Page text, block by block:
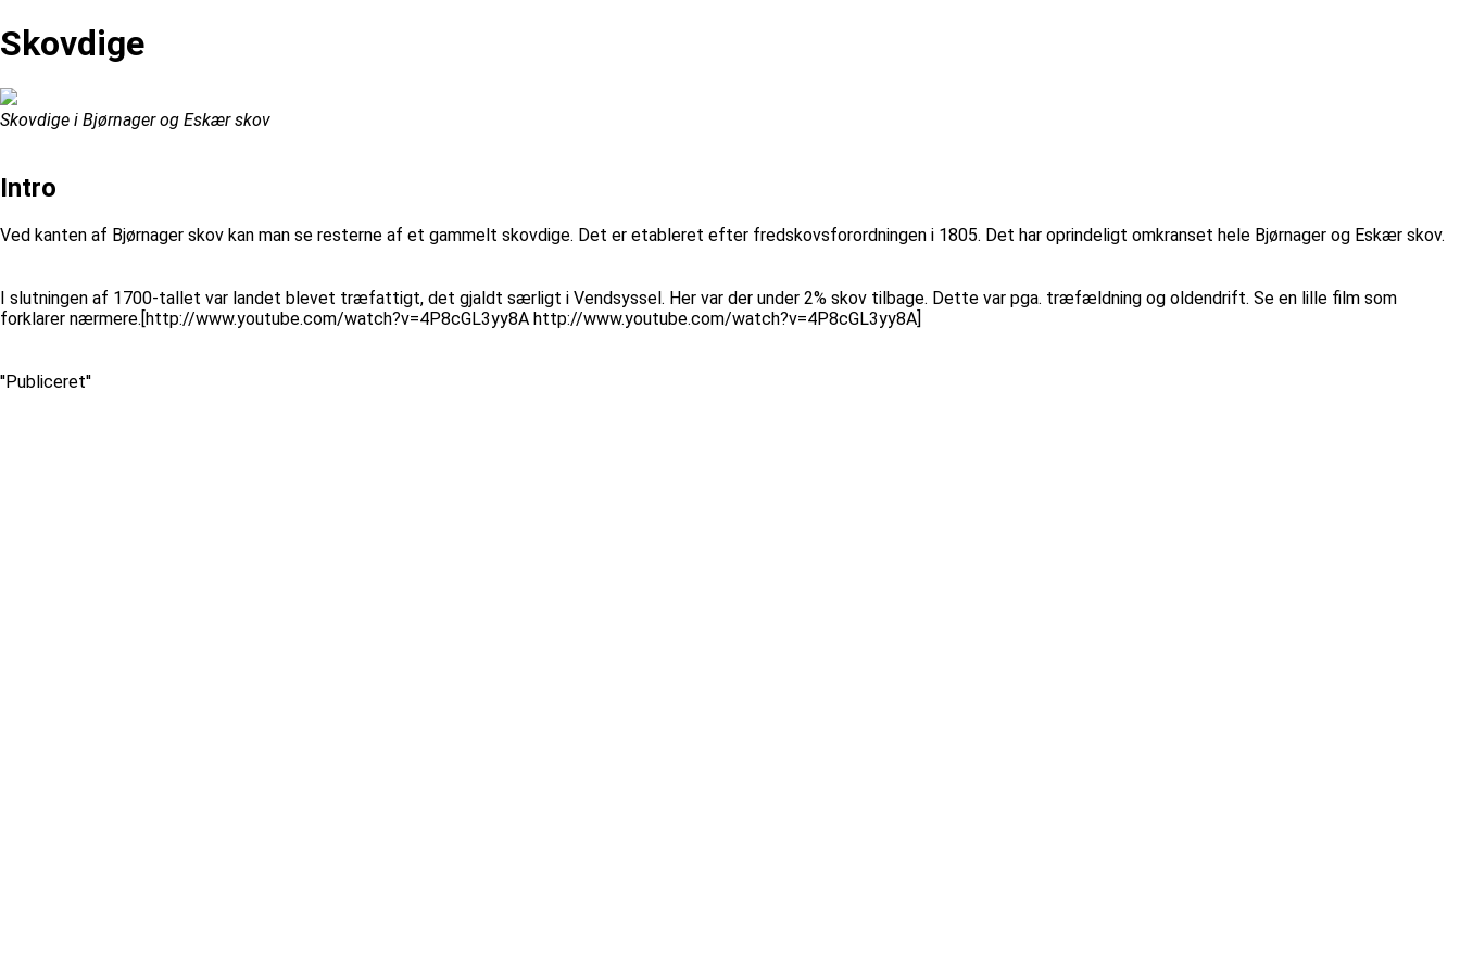
Skovdige
Skovdige i Bjørnager og Eskær skov
Intro
Ved kanten af Bjørnager skov kan man se resterne af et gammelt skovdige. Det er etableret efter fredskovsforordningen i 1805. Det har oprindeligt omkranset hele Bjørnager og Eskær skov.
I slutningen af 1700-tallet var landet blevet træfattigt, det gjaldt særligt i Vendsyssel. Her var der under 2% skov tilbage. Dette var pga. træfældning og oldendrift. Se en lille film som
forklarer nærmere.[http://www.youtube.com/watch?v=4P8cGL3yy8A http://www.youtube.com/watch?v=4P8cGL3yy8A]
''Publiceret''